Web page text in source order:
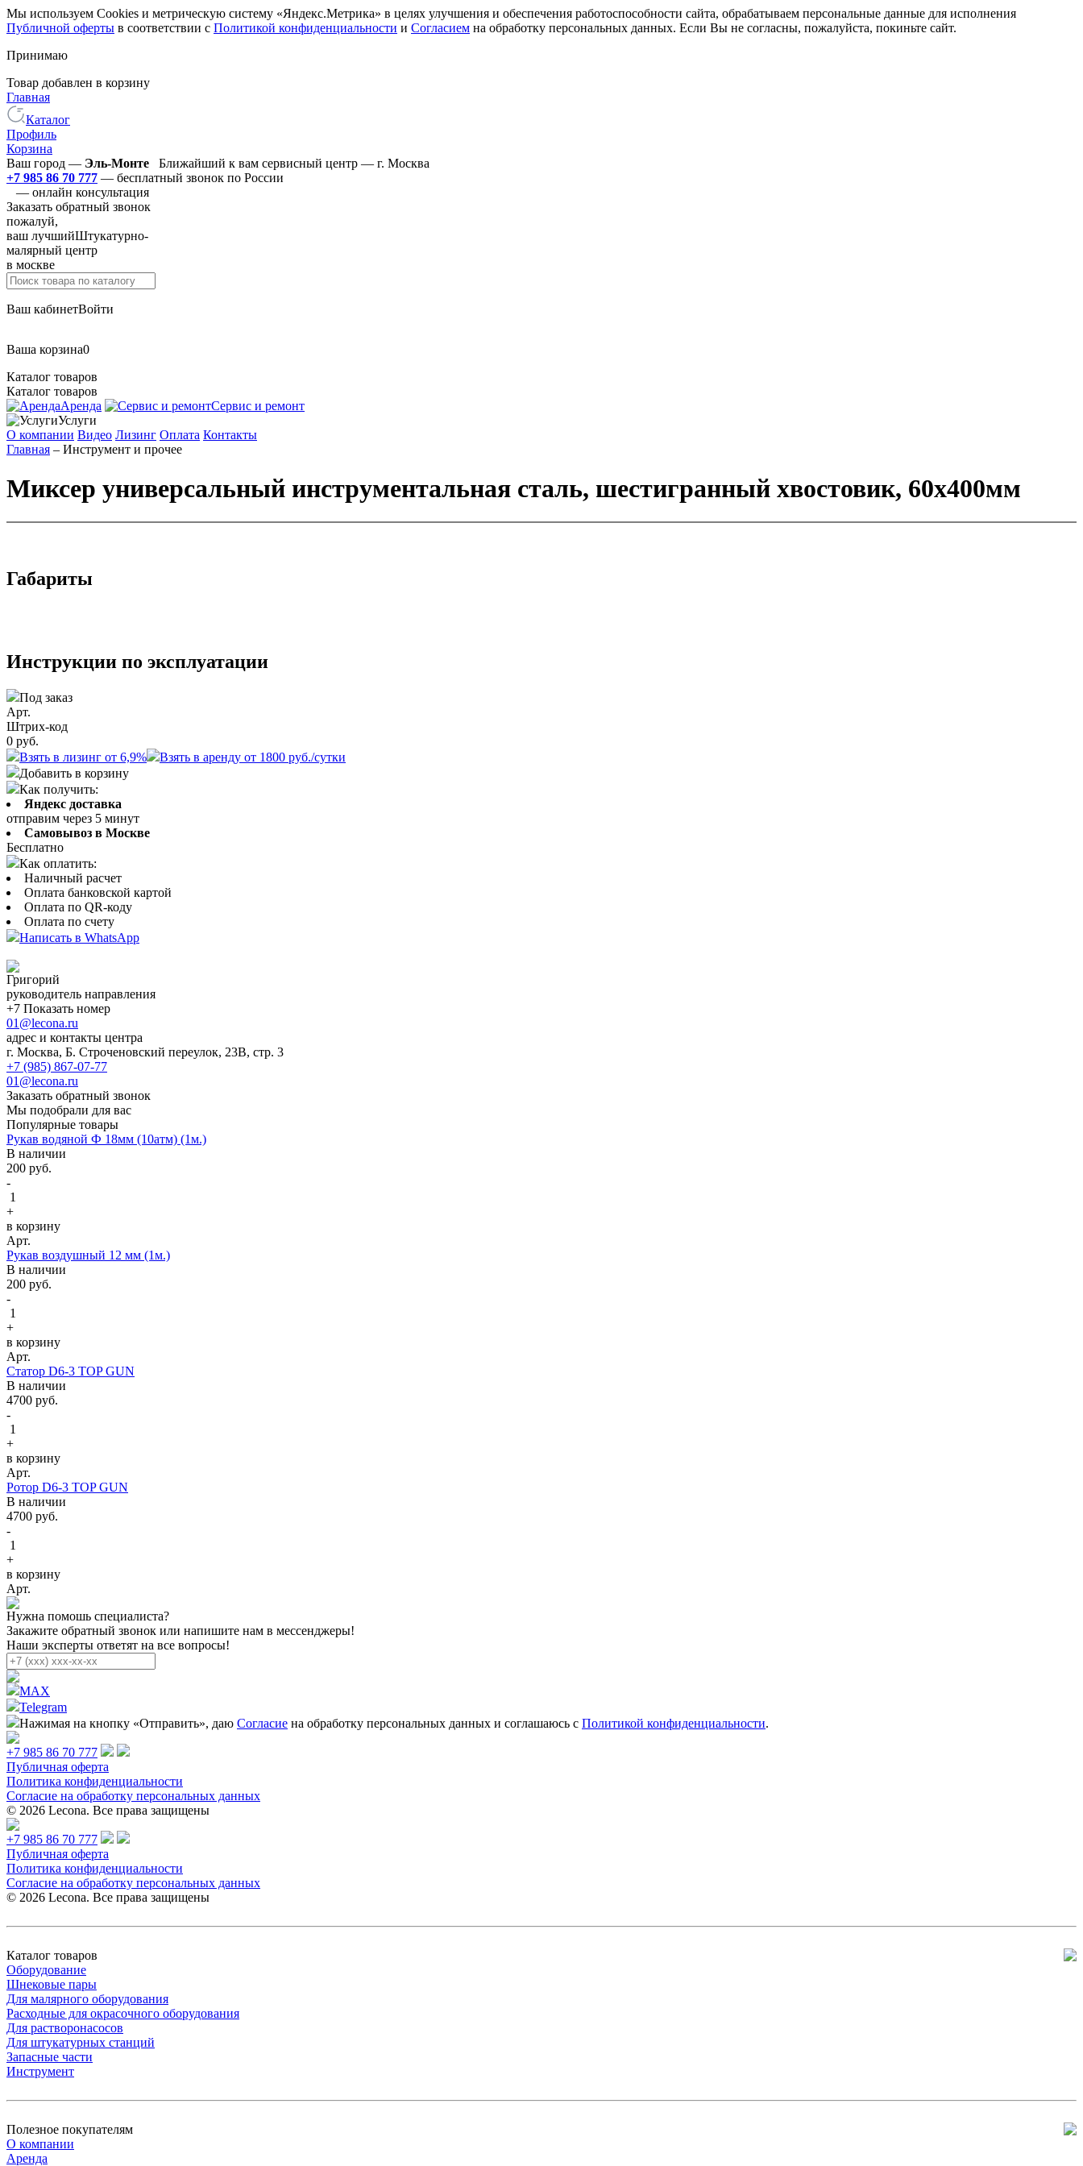
Мы используем Cookies и метрическую систему «Яндекс.Метрика» в целях улучшения и обеспечения работоспособности сайта, обрабатываем персональные данные для исполнения
Публичной оферты в соответствии с Политикой конфиденциальности и Согласием на обработку персональных данных. Если Вы не согласны, пожалуйста, покиньте сайт.
Принимаю
Товар добавлен в корзину
Главная
Каталог
Профиль
Корзина
Ваш город — Эль-Монте
Ближайший к вам сервисный центр — г. Москва
+7 985 86 70 777 — бесплатный звонок по России
— онлайн консультация
Заказать обратный звонок
пожалуй,
ваш лучшийШтукатурно-
малярный центр
в москве
Ваш кабинетВойти
Ваша корзина0
Каталог товаров
Каталог товаров
Аренда
Сервис и ремонт
Услуги
О компании Видео Лизинг Оплата Контакты
Главная – Инструмент и прочее
Миксер универсальный инструментальная сталь, шестигранный хвостовик, 60х400мм
Габариты
Инструкции по эксплуатации
Под заказ
Арт.
Штрих-код
0 руб.
Взять в лизинг от 6,9%
Взять в аренду от 1800 руб./сутки
Добавить в корзину
Как получить:
Яндекс доставка
отправим через 5 минут
Самовывоз в Москве
Бесплатно
Как оплатить:
Наличный расчет
Оплата банковской картой
Оплата по QR-коду
Оплата по счету
Написать в WhatsApp
Григорий
руководитель направления
+7 Показать номер
01@lecona.ru
адрес и контакты центра
г. Москва, Б. Строченовский переулок, 23В, стр. 3
+7 (985) 867-07-77
01@lecona.ru
Заказать обратный звонок
Мы подобрали для вас
Популярные товары
Рукав водяной Ф 18мм (10атм) (1м.)
В наличии
200 руб.
-
1
+
в корзину
Арт.
Рукав воздушный 12 мм (1м.)
В наличии
200 руб.
-
1
+
в корзину
Арт.
Статор D6-3 TOP GUN
В наличии
4700 руб.
-
1
+
в корзину
Арт.
Ротор D6-3 TOP GUN
В наличии
4700 руб.
-
1
+
в корзину
Арт.
Нужна помошь специалиста?
Закажите обратный звонок или напишите нам в мессенджеры!
Наши эксперты ответят на все вопросы!
MAX
Telegram
Нажимая на кнопку «Отправить», даю Согласие на обработку персональных данных и соглашаюсь с Политикой конфиденциальности.
+7 985 86 70 777
Публичная оферта
Политика конфиденциальности
Согласие на обработку персональных данных
© 2026 Lecona. Все права защищены
+7 985 86 70 777
Публичная оферта
Политика конфиденциальности
Согласие на обработку персональных данных
© 2026 Lecona. Все права защищены
Каталог товаров
Оборудование
Шнековые пары
Для малярного оборудования
Расходные для окрасочного оборудования
Для растворонасосов
Для штукатурных станций
Запасные части
Инструмент
Полезное покупателям
О компании
Аренда